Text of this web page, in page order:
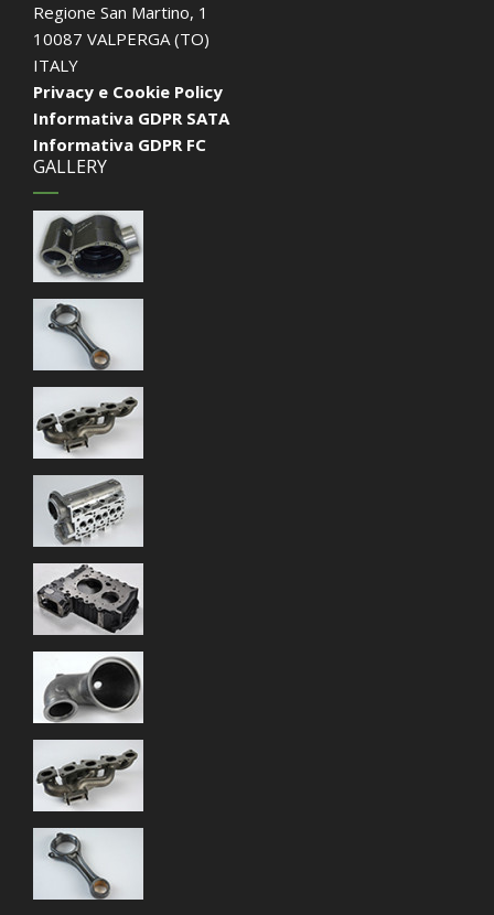
Regione San Martino, 1
10087 VALPERGA (TO)
ITALY
Privacy e Cookie Policy
Informativa GDPR SATA
Informativa GDPR FC
GALLERY